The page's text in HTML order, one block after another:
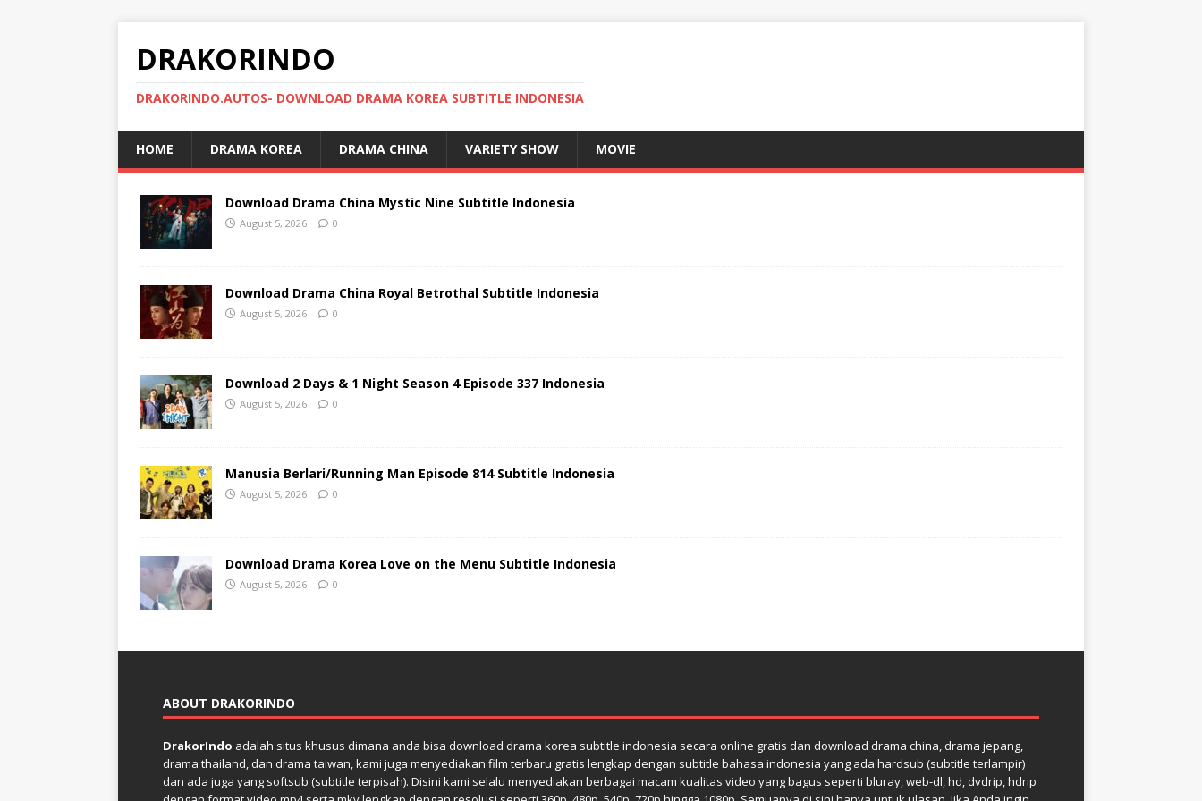
DRAKORINDO
DRAKORINDO.AUTOS- DOWNLOAD DRAMA KOREA SUBTITLE INDONESIA
HOME DRAMA KOREA DRAMA CHINA VARIETY SHOW MOVIE
Download Drama China Mystic Nine Subtitle Indonesia
August 5, 2026 0
Download Drama China Royal Betrothal Subtitle Indonesia
August 5, 2026 0
Download 2 Days & 1 Night Season 4 Episode 337 Indonesia
August 5, 2026 0
Manusia Berlari/Running Man Episode 814 Subtitle Indonesia
August 5, 2026 0
Download Drama Korea Love on the Menu Subtitle Indonesia
August 5, 2026 0
ABOUT DRAKORINDO
DrakorIndo adalah situs khusus dimana anda bisa download drama korea subtitle indonesia secara online gratis dan download drama china, drama jepang,
drama thailand, dan drama taiwan, kami juga menyediakan film terbaru gratis lengkap dengan subtitle bahasa indonesia yang ada hardsub (subtitle terlampir)
dan ada juga yang softsub (subtitle terpisah). Disini kami selalu menyediakan berbagai macam kualitas video yang bagus seperti bluray, web-dl, hd, dvdrip, hdrip